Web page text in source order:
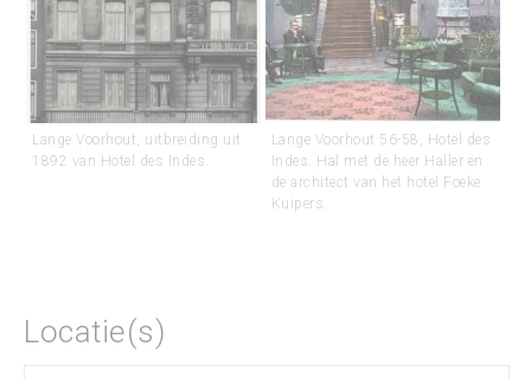
Lange Voorhout, uitbreiding uit
1892 van Hotel des Indes.
Lange Voorhout 56-58, Hotel des
Indes. Hal met de heer Haller en
de architect van het hotel Foeke
Kuipers.
Locatie(s)